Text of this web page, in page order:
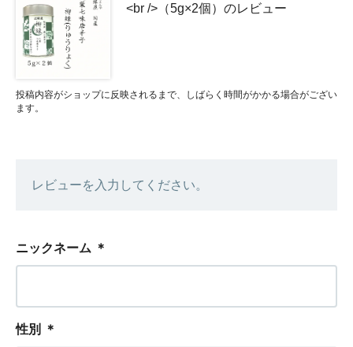
<br />（5g×2個）のレビュー
投稿内容がショップに反映されるまで、しばらく時間がかかる場合がござい
ます。
レビューを入力してください。
ニックネーム ＊
性別 ＊